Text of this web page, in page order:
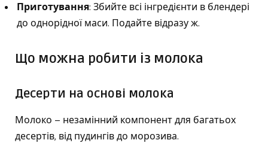
Приготування: Збийте всі інгредієнти в блендері
до однорідної маси. Подайте відразу ж.
Що можна робити із молока
Десерти на основі молока
Молоко – незамінний компонент для багатьох
десертів, від пудингів до морозива.